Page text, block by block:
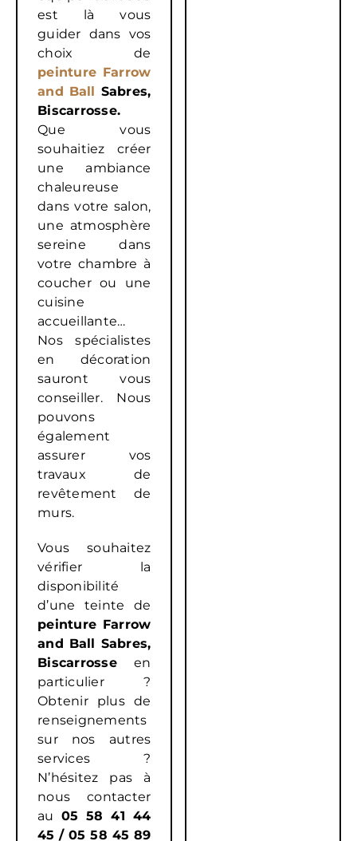
est là vous
guider dans vos
choix de
peinture Farrow
and Ball
Sabres,
Biscarrosse.
Que vous
souhaitiez créer
une ambiance
chaleureuse
dans votre salon,
une atmosphère
sereine dans
votre chambre à
coucher ou une
cuisine
accueillante…
Nos spécialistes
en décoration
sauront vous
conseiller. Nous
pouvons
également
assurer vos
travaux de
revêtement de
murs.
Vous souhaitez
vérifier la
disponibilité
d’une teinte de
peinture Farrow
and Ball Sabres,
Biscarrosse en
particulier ?
Obtenir plus de
renseignements
sur nos autres
services ?
N’hésitez pas à
nous contacter
au 05 58 41 44
45 /05 58 45 89